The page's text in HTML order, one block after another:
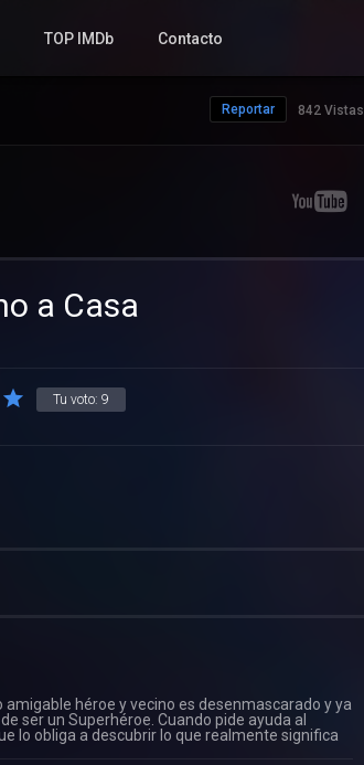
TOP IMDb Contacto
842 Vistas
Reportar
a Casa
Tu voto: 9
héroe y vecino es desenmascarado y ya
ser un Superhéroe. Cuando pide ayuda al
lo obliga a descubrir lo que realmente significa